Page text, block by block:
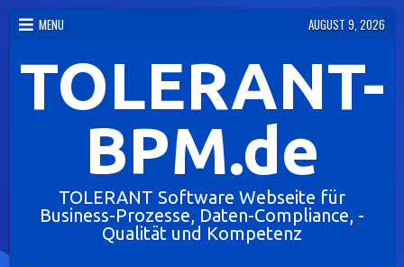
Skip
content
MENU AUGUST 9, 2026
TOLERANT-
BPM.de
TOLERANT Software Webseite für
Business-Prozesse, Daten-Compliance, -
Qualität und Kompetenz